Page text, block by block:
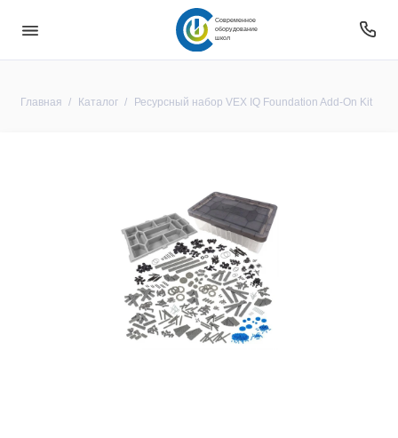
Современное
оборудование
школ
Главная Каталог Ресурсный набор VEX IQ Foundation Add-On Kit